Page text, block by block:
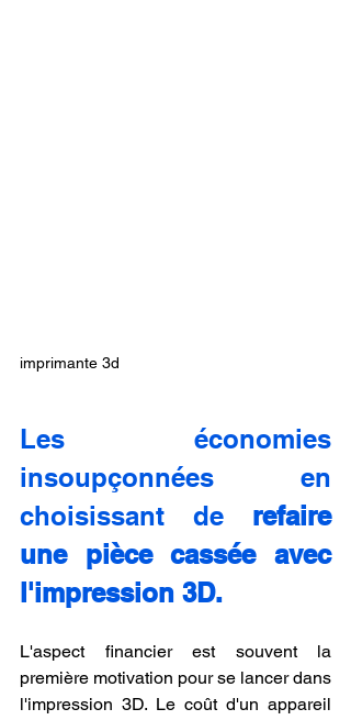
imprimante 3d
Les économies
insoupçonnées en
choisissant de refaire
une pièce cassée avec
l'impression 3D.
L'aspect financier est souvent la
première motivation pour se lancer dans
l'impression 3D. Le coût d'un appareil